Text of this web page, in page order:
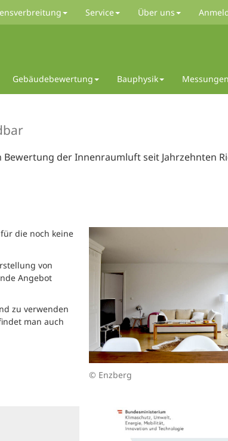
Service Über uns
Gebäudebewertung Bauphysik Messungen
der Innenraumluft seit Jahrzehnten
die noch keine
von
Angebot
zu verwenden
man auch
© Enzberg